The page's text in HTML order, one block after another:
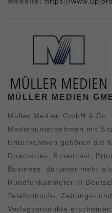
MÜLLER MEDIEN
Müller Medien GmbH & Co.
Medienunternehmen mit
Unternehmen gehören die
Directories, Broadcast,
Business, darunter mehr
Rundfunkanbieter in
Telefonbuch-, Zeitungs-
Verlagsprodukte